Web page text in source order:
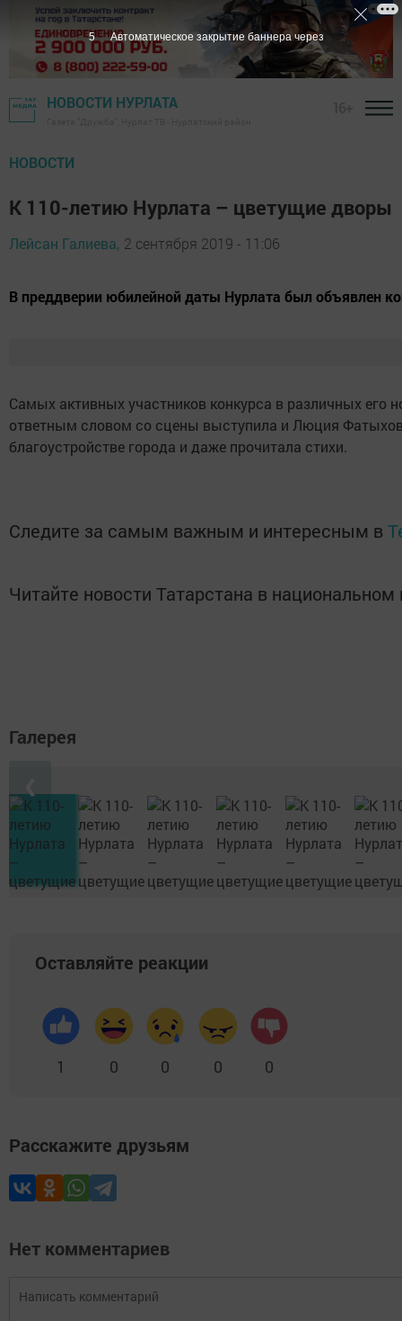
НОВОСТИ НУРЛАТА
НОВОСТИ
К 110-летию Нурлата – цветущие дворы
Лейсан Галиева, 2 сентября 2019 - 11:06
В преддверии юбилейной даты Нурлата был объявлен
Самых активных участников конкурса в различных его
ответным словом со сцены выступила и Люция
благоустройстве города и даже прочитала стихи.
Следите за самым важным и интересным в
Читайте новости Татарстана в
Галерея
Оставляйте реакции
1 0 0 0 0
Расскажите друзьям
Нет комментариев
4 Автоматическое закрытие баннера через